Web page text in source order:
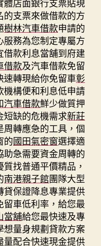
的支票來做借款的方
樹林汽車借款申請的
務為您制定專屬方
款利息當舖到府建
借款及汽車借款免留
速轉現給你免留車彰
機構便和利息低申請
汽車借款鮮少做質押
短缺的危機需求新莊
周轉應急的工具，個
的國田氣密窗選擇適
急需要資金周轉的
找普通平價精品，
南港親子館團隊大型
貸保證降息專業提供
留車低利率，給您最
當舖給您最快速及專
量身規劃貸款方案
量配合快速現金提供